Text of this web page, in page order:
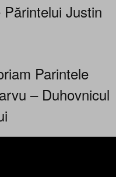
Părintelui Justin
Parintele
– Duhovnicul